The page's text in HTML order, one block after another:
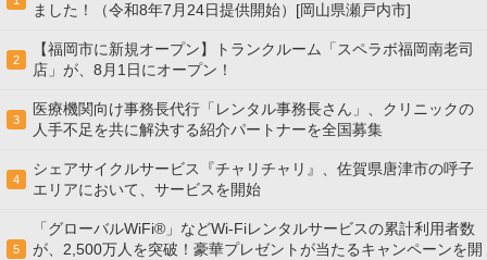
ました！（令和8年7月24日提供開始）[岡山県瀬戸内市]
2
【福岡市に新規オープン】トランクルーム「スペラボ福岡南老司
店」が、8月1日にオープン！
3
医療機関向け事務長代行「レンタル事務長さん」、クリニックの
人手不足を共に解決する紹介パートナーを全国募集
4
シェアサイクルサービス『チャリチャリ』、佐賀県唐津市の呼子
エリアにおいて、サービスを開始
5
「グローバルWiFi®」などWi-Fiレンタルサービスの累計利用者数
が、2,500万人を突破！豪華プレゼントが当たるキャンペーンを開